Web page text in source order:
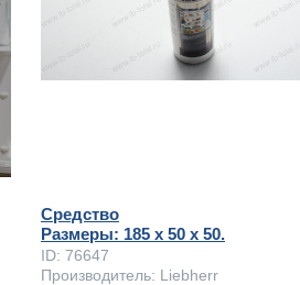
Средство
Размеры: 185 x 50 х 50.
ID: 76647
Производитель: Liebherr